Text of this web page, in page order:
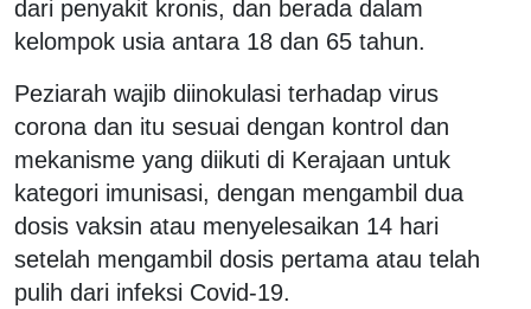
dari penyakit kronis, dan berada dalam
kelompok usia antara 18 dan 65 tahun.
Peziarah wajib diinokulasi terhadap virus
corona dan itu sesuai dengan kontrol dan
mekanisme yang diikuti di Kerajaan untuk
kategori imunisasi, dengan mengambil dua
dosis vaksin atau menyelesaikan 14 hari
setelah mengambil dosis pertama atau telah
pulih dari infeksi Covid-19.